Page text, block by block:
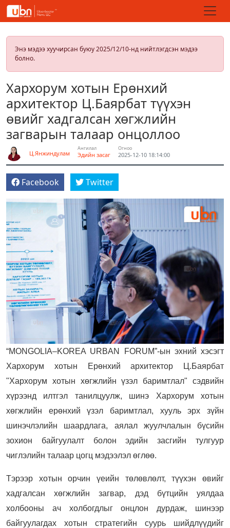
Энэ мэдээ хуучирсан буюу 2025/12/10-нд нийтлэгдсэн мэдээ
болно.
Хархорум хотын Ерөнхий
архитектор Ц.Баярбат түүхэн
өвийг хадгалсан хөгжлийн
загварын талаар онцоллоо
Ц.Янжиндулам
Ангилал
Эдийн засаг
Огноо
2025-12-10 18:14:00
Facebook Twitter
“MONGOLIA–KOREA URBAN FORUM”-ын эхний хэсэгт
Хархорум хотын Ерөнхий архитектор Ц.Баярбат
"Хархорум хотын хөгжлийн үзэл баримтлал" сэдвийн
хүрээнд илтгэл танилцуулж, шинэ Хархорум хотын
хөгжлийн ерөнхий үзэл баримтлал, хууль эрх зүйн
шинэчлэлийн шаардлага, аялал жуулчлалын бүсийн
зохион байгуулалт болон эдийн засгийн тулгуур
чиглэлийн талаар цогц мэдээлэл өглөө.
Тэрээр хотын орчин үеийн төлөвлөлт, түүхэн өвийг
хадгалсан хөгжлийн загвар, дэд бүтцийн уялдаа
холбооны ач холбогдлыг онцлон дурдаж, шинээр
байгуулагдах хотын стратегийн суурь шийдлүүдийг